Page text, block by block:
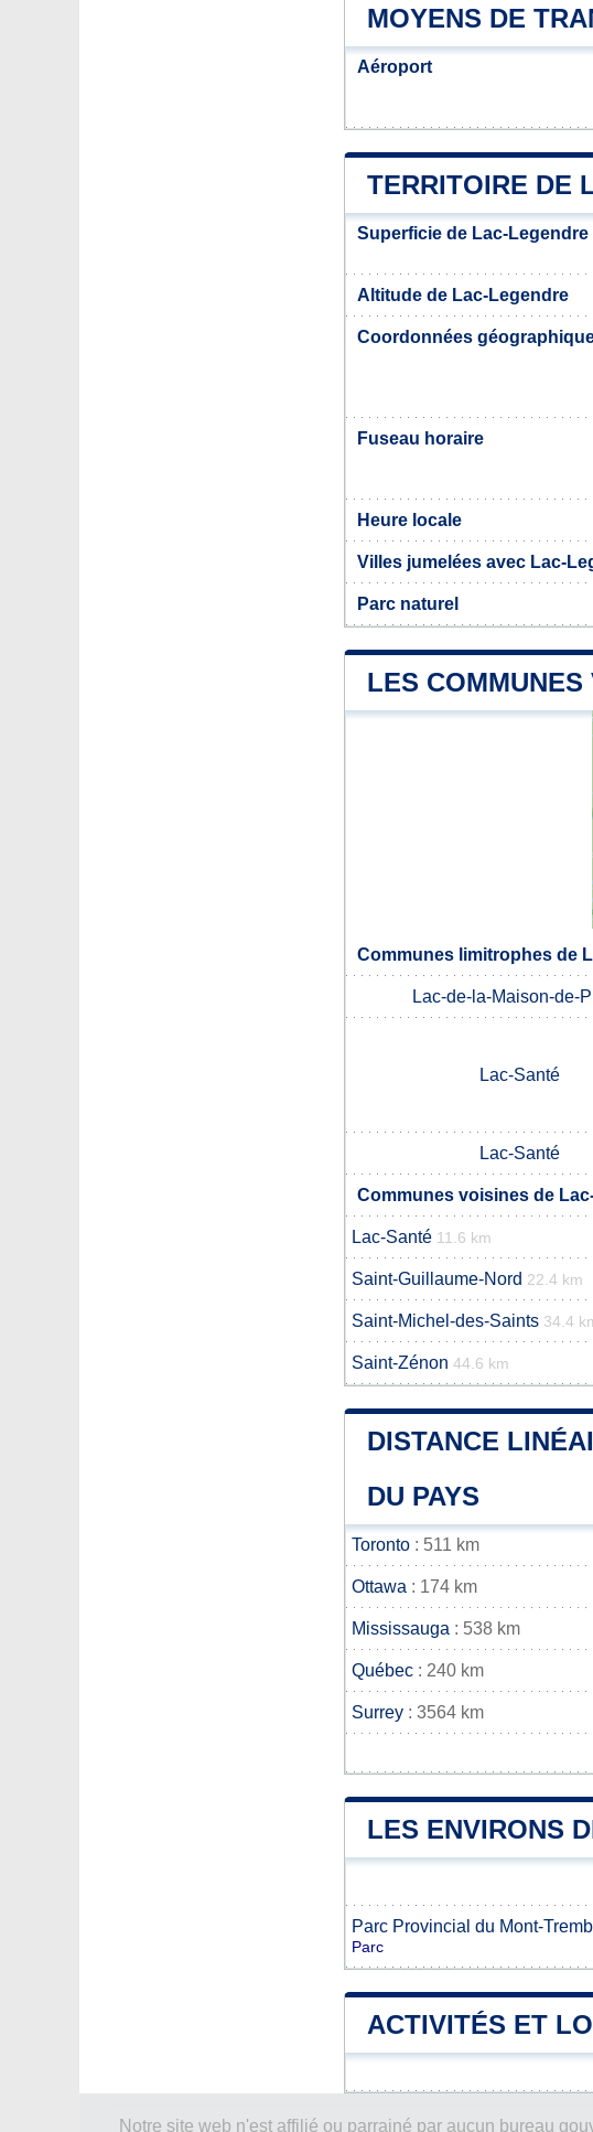
MOYENS DE
Aéroport
TERRITOIRE DE
Superficie de Lac-Legendre
Altitude de Lac-Legendre
Coordonnées
Fuseau horaire
Heure locale
Villes jumelées avec Lac-
Parc naturel
LES
Communes limitrophes de
Lac-de-la-Maison-de-
Lac-Santé
Lac-Santé
Communes voisines de
Lac-Santé 11.6 km
Saint-Guillaume-Nord 22.4 km
Saint-Michel-des-Saints 34.4
Saint-Zénon 44.6 km
DISTANCE
DU PAYS
Toronto : 511 km
Ottawa : 174 km
Mississauga : 538 km
Québec : 240 km
Surrey : 3564 km
LES ENVIRONS
Parc Provincial du Mont-
Parc
ACTIVITÉS ET
Notre site web n'est affilié ou parrainé par aucun bureau